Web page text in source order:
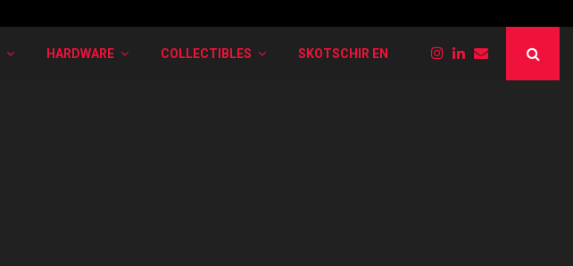
HARDWARE COLLECTIBLES SKOTSCHIR EN